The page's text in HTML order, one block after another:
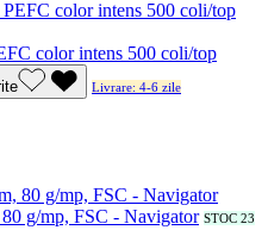
color intens 500 coli/top
Livrare: 4-6 zile
g/mp, FSC - Navigator STOC 23